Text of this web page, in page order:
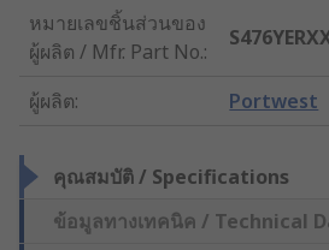
หมายเลขชิ้นส่วนของ
ผู้ผลิต / Mfr. Part No.:
ผู้ผลิต: Portwest
คุณสมบัติ / Specifications
ข้อมูลทางเทคนิค / Technical